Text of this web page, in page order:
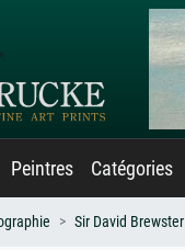
Peintres Catégories
Sir David Brewster